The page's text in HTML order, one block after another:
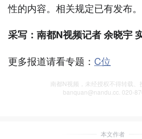
性的内容。相关规定已有发布。
采写：南都N视频记者 余晓宇
更多报道请看专题： C位
南都N视频，未经授权不得转载、
banquan@nandu.cc. 020-
本文作者